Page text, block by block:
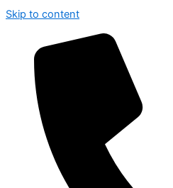
Skip to content